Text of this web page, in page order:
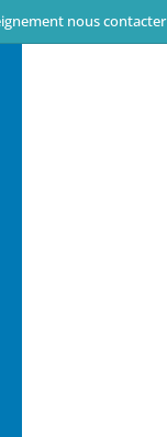
nous contacter